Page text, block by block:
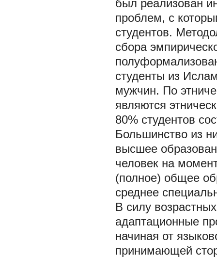
был реализован
проблем, с
студентов.
сбора
студенты из
мужчин. По
являются
80% студентов
Большинство из
высшее
человек на
(полное) общее
среднее
В силу
адаптационные
начиная от
принимающей